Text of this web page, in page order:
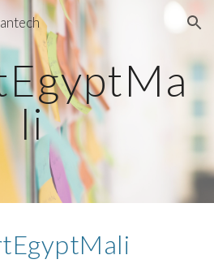
Skip to navigation
li